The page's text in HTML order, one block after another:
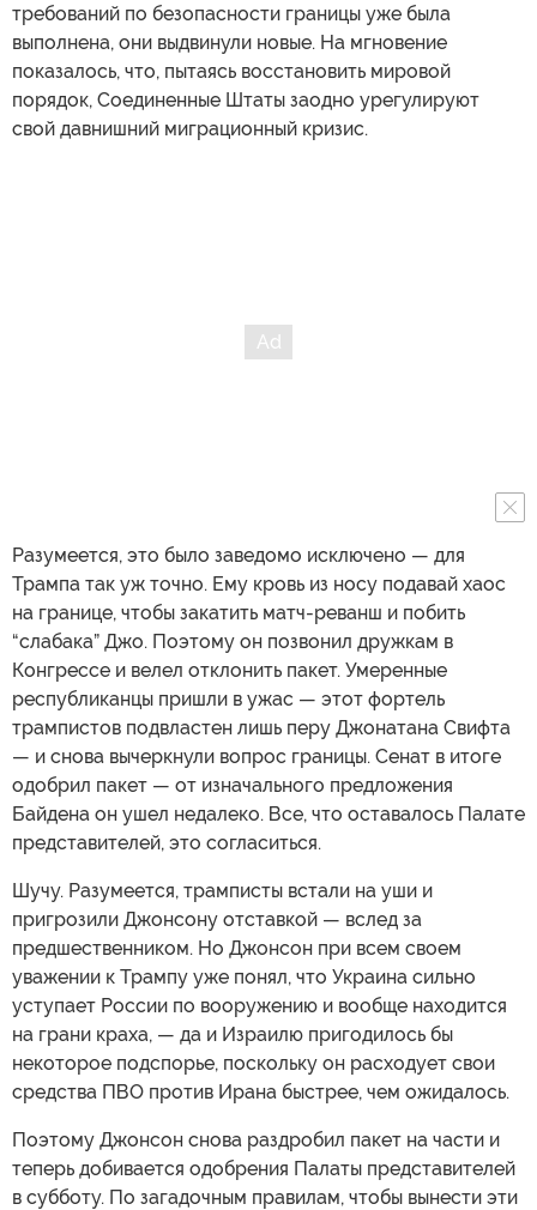
требований по безопасности границы уже была
выполнена, они выдвинули новые. На мгновение
показалось, что, пытаясь восстановить мировой
порядок, Соединенные Штаты заодно урегулируют
свой давнишний миграционный кризис.
Разумеется, это было заведомо исключено — для
Трампа так уж точно. Ему кровь из носу подавай хаос
на границе, чтобы закатить матч-реванш и побить
“слабака” Джо. Поэтому он позвонил дружкам в
Конгрессе и велел отклонить пакет. Умеренные
республиканцы пришли в ужас — этот фортель
трампистов подвластен лишь перу Джонатана Свифта
— и снова вычеркнули вопрос границы. Сенат в итоге
одобрил пакет — от изначального предложения
Байдена он ушел недалеко. Все, что оставалось Палате
представителей, это согласиться.
Шучу. Разумеется, трамписты встали на уши и
пригрозили Джонсону отставкой — вслед за
предшественником. Но Джонсон при всем своем
уважении к Трампу уже понял, что Украина сильно
уступает России по вооружению и вообще находится
на грани краха, — да и Израилю пригодилось бы
некоторое подспорье, поскольку он расходует свои
средства ПВО против Ирана быстрее, чем ожидалось.
Поэтому Джонсон снова раздробил пакет на части и
теперь добивается одобрения Палаты представителей
в субботу. По загадочным правилам, чтобы вынести эти